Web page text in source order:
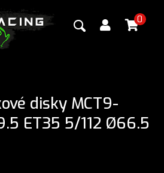
0
disky MCT9-
ET35 5/112 Ø66.5